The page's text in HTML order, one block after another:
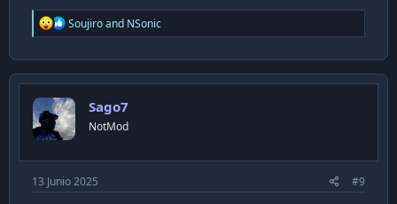
R
e
c
t
o
n
s
Soujiroand NSonic
Sago7
NotMod
13 Junio 2025 #9